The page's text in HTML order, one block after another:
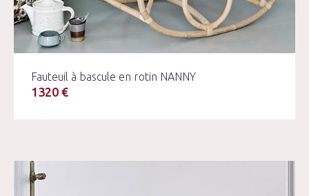
Fauteuil à bascule en rotin NANNY
1320 €